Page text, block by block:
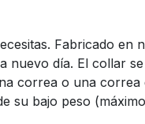
Fabricado en
nuevo día. El collar
correa o una
su bajo peso